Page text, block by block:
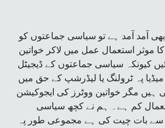
آمد آمد ہے تو سیاسی جماعتوں کو
موثر استعمال عمل میں لاکر خواتین
کیونکہ سیاسی جماعتوں کے ڈیجیٹل
پہ ٹرولنگ یا لیڈرشپ کے حق میں
ہیں مگر خواتین ووٹرز کی ایجوکیشن
کم ہے۔ ہم نے کچھ سیاسی
سے بات چیت کی ہے مجموعی طور پہ